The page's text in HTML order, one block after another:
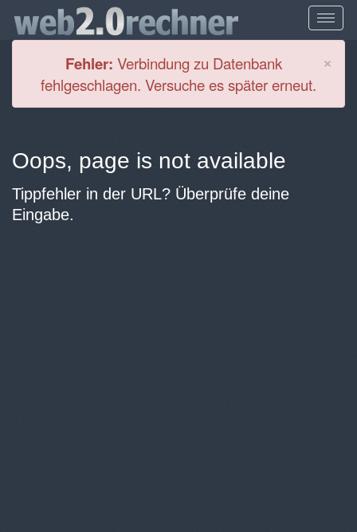
×
Fehler: Verbindung zu Datenbank
fehlgeschlagen. Versuche es später erneut.
Oops, page is not available
Tippfehler in der URL? Überprüfe deine
Eingabe.